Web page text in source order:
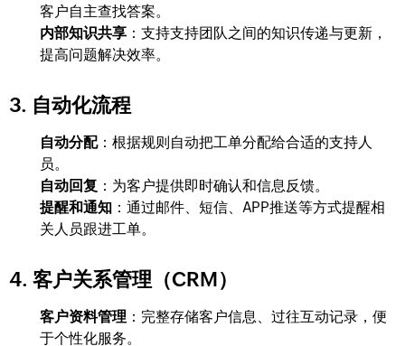
客户自主查找答案。
内部知识共享 ：支持支持团队之间的知识传递与更新，
提高问题解决效率。
3. 自动化流程
自动分配：根据规则自动把工单分配给合适的支持人
员。
自动回复 ：为客户提供即时确认和信息反馈。
提醒和通知 ：通过邮件、短信、APP推送等方式提醒相
关人员跟进工单。
4. 客户关系管理（CRM）
客户资料管理 ：完整存储客户信息、过往互动记录，便
于个性化服务。